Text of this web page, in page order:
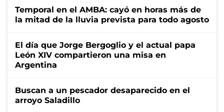
Temporal en el AMBA: cayó en horas más de
la mitad de la lluvia prevista para todo agosto
El día que Jorge Bergoglio y el actual papa
León XIV compartieron una misa en
Argentina
Buscan a un pescador desaparecido en el
arroyo Saladillo